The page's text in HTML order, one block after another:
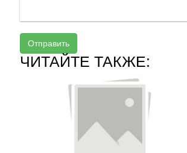
Отправить
ЧИТАЙТЕ ТАКЖЕ: